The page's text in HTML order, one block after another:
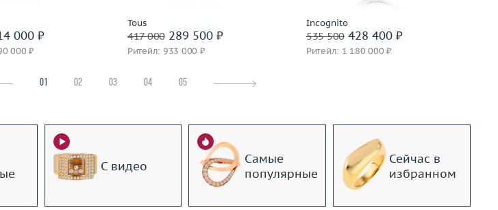
000 ₽
000 ₽
Tous
417 000289 500 ₽
Ритейл: 933 000 ₽
Incognito
535 500428 400 ₽
Ритейл: 1 180 000 ₽
01 02 03 04 05
С видео
Самые
популярные
Сейчас в
избранном